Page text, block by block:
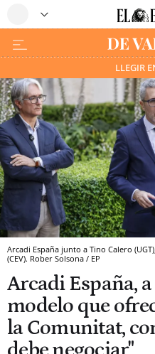
LLEGIR
Arcadi España junto a Tino Calero
(CEV). Rober Solsona / EP
Arcadi España,
modelo que
la Comunitat,